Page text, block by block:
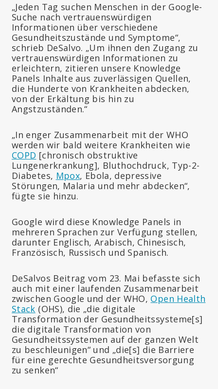
„Jeden Tag suchen Menschen in der Google-
Suche nach vertrauenswürdigen
Informationen über verschiedene
Gesundheitszustände und Symptome“,
schrieb DeSalvo. „Um ihnen den Zugang zu
vertrauenswürdigen Informationen zu
erleichtern, zitieren unsere Knowledge
Panels Inhalte aus zuverlässigen Quellen,
die Hunderte von Krankheiten abdecken,
von der Erkältung bis hin zu
Angstzuständen.“
„In enger Zusammenarbeit mit der WHO
werden wir bald weitere Krankheiten wie
COPD [chronisch obstruktive
Lungenerkrankung], Bluthochdruck, Typ-2-
Diabetes, Mpox, Ebola, depressive
Störungen, Malaria und mehr abdecken“,
fügte sie hinzu.
Google wird diese Knowledge Panels in
mehreren Sprachen zur Verfügung stellen,
darunter Englisch, Arabisch, Chinesisch,
Französisch, Russisch und Spanisch.
DeSalvos Beitrag vom 23. Mai befasste sich
auch mit einer laufenden Zusammenarbeit
zwischen Google und der WHO, Open Health
Stack (OHS), die „die digitale
Transformation der Gesundheitssysteme[s]
die digitale Transformation von
Gesundheitssystemen auf der ganzen Welt
zu beschleunigen“ und „die[s] die Barriere
für eine gerechte Gesundheitsversorgung
zu senken“